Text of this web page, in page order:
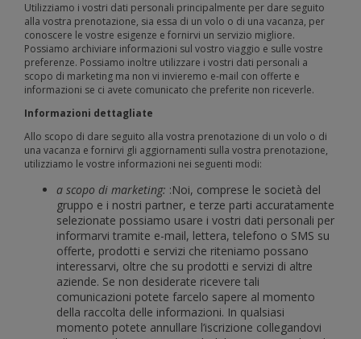
Utilizziamo i vostri dati personali principalmente per dare seguito
alla vostra prenotazione, sia essa di un volo o di una vacanza, per
conoscere le vostre esigenze e fornirvi un servizio migliore.
Possiamo archiviare informazioni sul vostro viaggio e sulle vostre
preferenze. Possiamo inoltre utilizzare i vostri dati personali a
scopo di marketing ma non vi invieremo e-mail con offerte e
informazioni se ci avete comunicato che preferite non riceverle.
Informazioni dettagliate
Allo scopo di dare seguito alla vostra prenotazione di un volo o di
una vacanza e fornirvi gli aggiornamenti sulla vostra prenotazione,
utilizziamo le vostre informazioni nei seguenti modi:
a scopo di marketing: :Noi, comprese le società del
gruppo e i nostri partner, e terze parti accuratamente
selezionate possiamo usare i vostri dati personali per
informarvi tramite e-mail, lettera, telefono o SMS su
offerte, prodotti e servizi che riteniamo possano
interessarvi, oltre che su prodotti e servizi di altre
aziende. Se non desiderate ricevere tali
comunicazioni potete farcelo sapere al momento
della raccolta delle informazioni. In qualsiasi
momento potete annullare l’iscrizione collegandovi